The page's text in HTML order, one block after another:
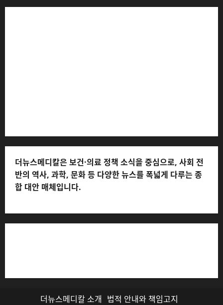
더뉴스메디칼은 보건·의료 정책 소식을 중심으로, 사회 전
반의 역사, 과학, 문화 등 다양한 뉴스를 폭넓게 다루는 종
합 대안 매체입니다.
더뉴스메디칼 소개 법적 안내와 책임고지